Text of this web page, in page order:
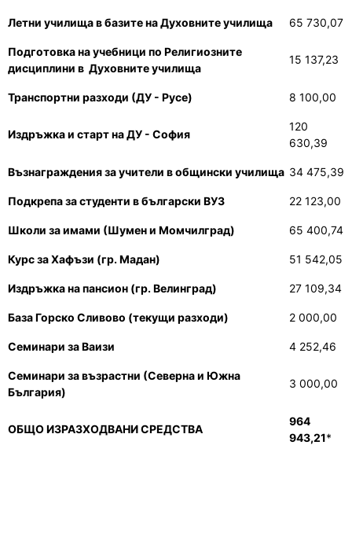
Летни училища в базите на Духовните училища 65 730,07
Подготовка на учебници по Религиозните
дисциплини в Духовните училища
15 137,23
Транспортни разходи (ДУ - Русе) 8 100,00
Издръжка и старт на ДУ - София
120
630,39
Възнаграждения за учители в общински училища 34 475,39
Подкрепа за студенти в български ВУЗ 22 123,00
Школи за имами (Шумен и Момчилград) 65 400,74
Курс за Хафъзи (гр. Мадан) 51 542,05
Издръжка на пансион (гр. Велинград) 27 109,34
База Горско Сливово (текущи разходи) 2 000,00
Семинари за Ваизи 4 252,46
Семинари за възрастни (Северна и Южна
България)
3 000,00
ОБЩО ИЗРАЗХОДВАНИ СРЕДСТВА
964
943,21*